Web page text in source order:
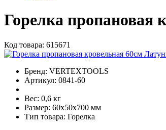
Горелка пропановая
Код товара: 615671
Бренд: VERTEXTOOLS
Артикул: 0841-60
Вес: 0,6 кг
Размер: 60х50х700 мм
Тип товара: Горелка